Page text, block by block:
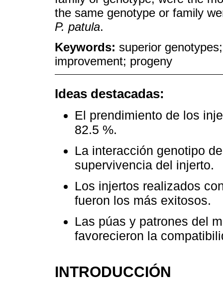
the same genotype or family
P. patula.
Keywords: superior
improvement; progeny
Ideas destacadas:
El prendimiento de los
82.5 %.
La interacción genotipo
supervivencia del injerto.
Los injertos realizados
fueron los más exitosos.
Las púas y patrones del
favorecieron la
INTRODUCCIÓN